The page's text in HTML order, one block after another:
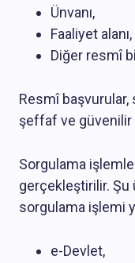
Ünvanı,
Faaliyet alanı,
Diğer resmî
Resmî
şeffaf ve güvenilir
Sorgulama
gerçekleştirilir.
sorgulama işlemi
e-Devlet,